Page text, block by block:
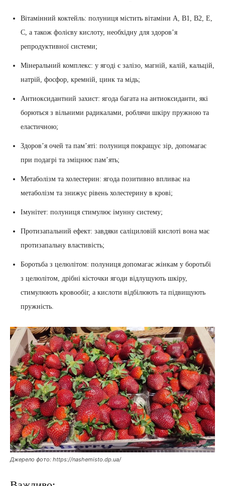
Вітамінний коктейль: полуниця містить вітаміни А, В1, В2, Е,
С, а також фолієву кислоту, необхідну для здоров’я
репродуктивної системи;
Мінеральний комплекс: у ягоді є залізо, магній, калій, кальцій,
натрій, фосфор, кремній, цинк та мідь;
Антиоксидантний захист: ягода багата на антиоксиданти, які
борються з вільними радикалами, роблячи шкіру пружною та
еластичною;
Здоров’я очей та пам’яті: полуниця покращує зір, допомагає
при подагрі та зміцнює пам’ять;
Метаболізм та холестерин: ягода позитивно впливає на
метаболізм та знижує рівень холестерину в крові;
Імунітет: полуниця стимулює імунну систему;
Протизапальний ефект: завдяки саліциловій кислоті вона має
протизапальну властивість;
Боротьба з целюлітом: полуниця допомагає жінкам у боротьбі
з целюлітом, дрібні кісточки ягоди відлущують шкіру,
стимулюють кровообіг, а кислоти відбілюють та підвищують
пружність.
Джерело фото: https://nashemisto.dp.ua/